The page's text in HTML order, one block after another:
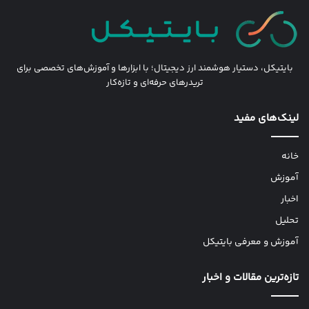
بایتیکل، دستیار هوشمند ارز دیجیتال؛ با ابزارها و آموزش‌های تخصصی برای
تریدرهای حرفه‌ای و تازه‌کار
لینک‌های مفید
خانه
آموزش
اخبار
تحلیل
آموزش و معرفی بایتیکل
تازه‌ترین مقالات و اخبار